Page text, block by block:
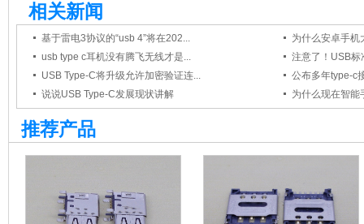
相关新闻
基于雷电3协议的“usb 4”将在202...
为什么安卓手机
usb type c耳机没有腾飞无线才是...
注意了！USB标
USB Type-C将升级允许加密验证连...
公布多年type-c
说说USB Type-C发展现状讲解
为什么现在智能
推荐产品